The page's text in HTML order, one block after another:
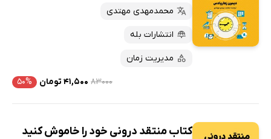
محمدمهدی مهتدی
انتشارات بله
مدیریت زمان
۸۳۰۰۰ ۴۱,۵۰۰ تومان ۵۰%
کتاب منتقد درونی خود را خاموش کنید